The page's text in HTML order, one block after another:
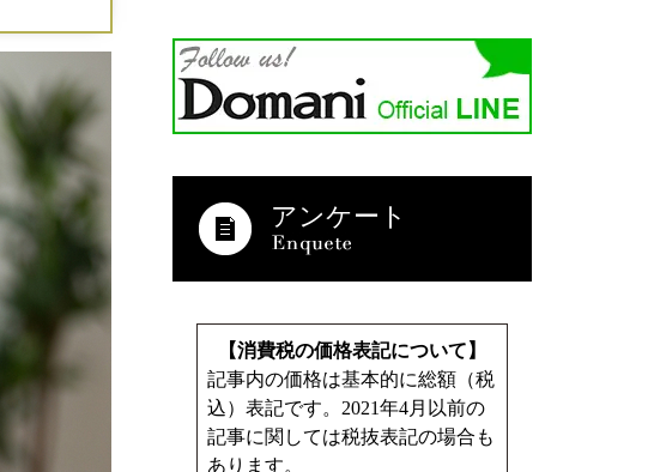
アンケート
【消費税の価格表記について】
記事内の価格は基本的に総額（税
込）表記です。2021年4月以前の
記事に関しては税抜表記の場合も
あります。